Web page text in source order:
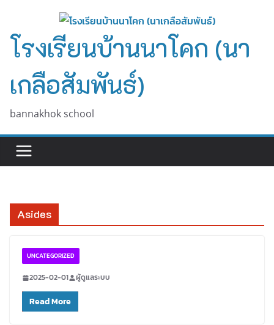
content
โรงเรียนบ้านนาโคก (นา
เกลือสัมพันธ์)
bannakhok school
Asides
UNCATEGORIZED
2025-02-01 ผู้ดูแลระบบ
Read More